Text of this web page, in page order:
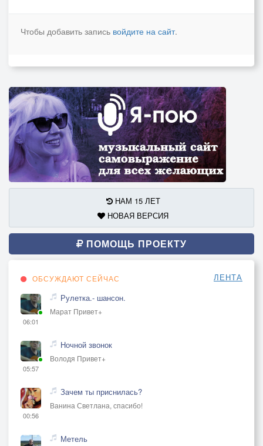
Чтобы добавить запись войдите на сайт.
НАМ 15 ЛЕТ
НОВАЯ ВЕРСИЯ
ПОМОЩЬ ПРОЕКТУ
ОБСУЖДАЮТ СЕЙЧАС ЛЕНТА
06:01
Рулетка.- шансон.
Марат Привет+
05:57
Ночной звонок
Володя Привет+
00:56
Зачем ты приснилась?
Ванина Светлана, спасибо!
Метель